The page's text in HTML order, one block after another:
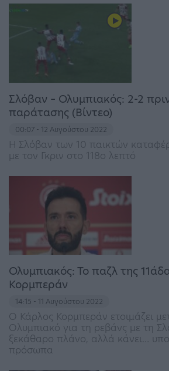
Σλόβαν – Ολυμπιακός: 2-2
παράτασης (Βίντεο)
00:07 - 12 Αυγούστου 2022
Η Σλόβαν των 10 παικτών
με τον Γκριν στο 118ο λεπτό
Ολυμπιακός: Το παζλ της
Κορμπεράν
14:15 - 11 Αυγούστου 2022
Ο Κάρλος Κορμπεράν ετοιμάζει
Ολυμπιακό για τη ρεβάνς με τη
ξεκάθαρο πλάνο, αλλά κάνει…
πρόσωπα